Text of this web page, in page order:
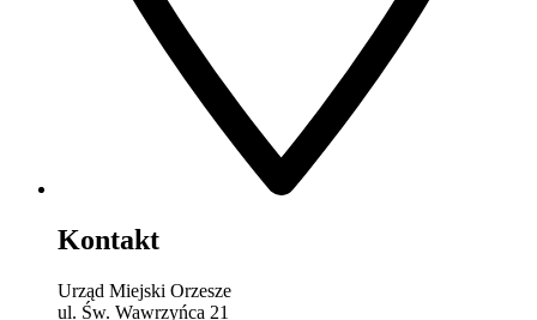
Kontakt
Urząd Miejski Orzesze
ul. Św. Wawrzyńca 21